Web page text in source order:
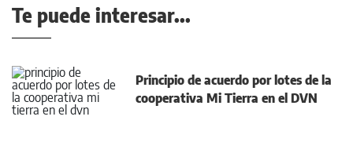
Te puede interesar...
Principio de acuerdo por lotes de la
cooperativa Mi Tierra en el DVN